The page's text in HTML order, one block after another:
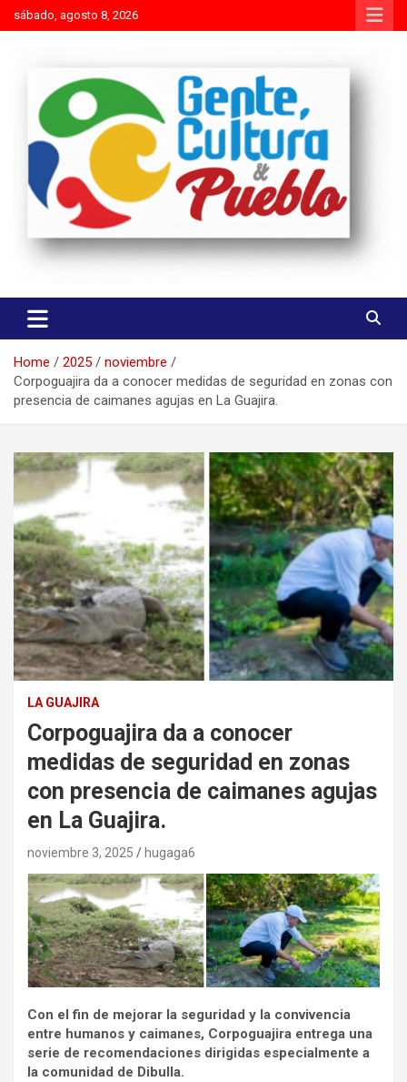
Skip
to
sábado, agosto 8, 2026
Gente Cultura y Pueblo
Home 2025
noviembre
Corpoguajira da a conocer medidas de seguridad en zonas con
presencia de caimanes agujas en La Guajira.
LA GUAJIRA
Corpoguajira da a conocer
medidas de seguridad en zonas
con presencia de caimanes agujas
en La Guajira.
noviembre 3, 2025 hugaga6
Con el fin de mejorar la seguridad y la convivencia
entre humanos y caimanes, Corpoguajira entrega una
serie de recomendaciones dirigidas especialmente a
la comunidad de Dibulla.